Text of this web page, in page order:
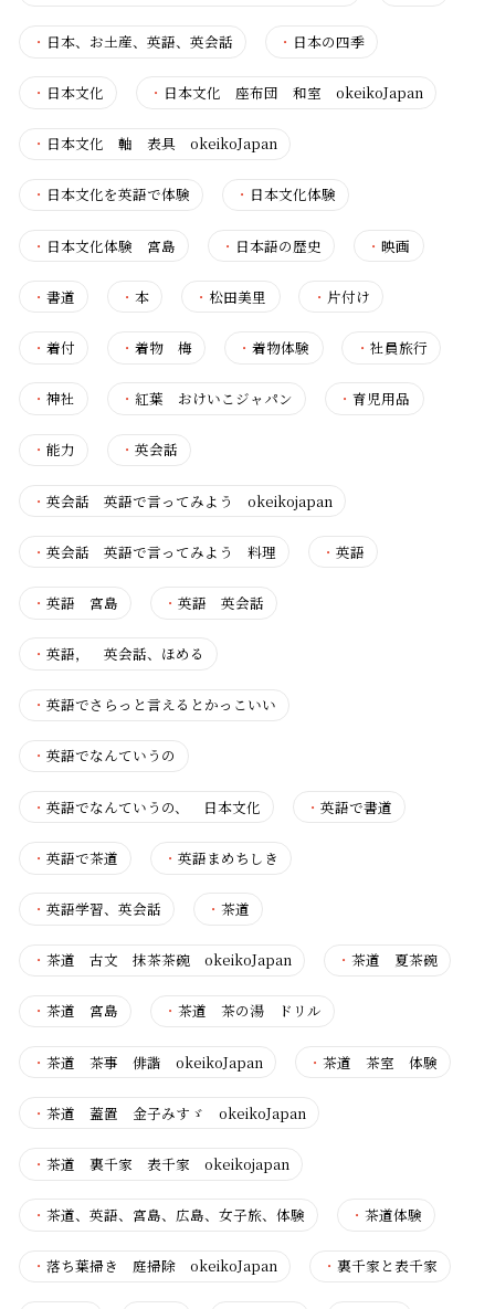
・ 日本、お土産、英語、英会話 ・ 日本の四季
・ 日本文化 ・ 日本文化 座布団 和室 okeikoJapan
・ 日本文化 軸 表具 okeikoJapan
・ 日本文化を英語で体験 ・ 日本文化体験
・ 日本文化体験 宮島 ・ 日本語の歴史 ・映画
・ 書道 ・本 ・ 松田美里 ・ 片付け
・ 着付 ・着物 梅 ・着物体験 ・ 社員旅行
・ 神社 ・紅葉 おけいこジャパン ・育児用品
・ 能力 ・英会話
・ 英会話 英語で言ってみよう okeikojapan
・ 英会話 英語で言ってみよう 料理 ・英語
・ 英語 宮島 ・英語 英会話
・ 英語， 英会話、ほめる
・ 英語でさらっと言えるとかっこいい
・ 英語でなんていうの
・ 英語でなんていうの、 日本文化 ・英語で書道
・ 英語で茶道 ・英語まめちしき
・ 英語学習、英会話 ・茶道
・ 茶道 古文 抹茶茶碗 okeikoJapan ・茶道 夏茶碗
・ 茶道 宮島 ・茶道 茶の湯 ドリル
・ 茶道 茶事 俳諧 okeikoJapan ・茶道 茶室 体験
・ 茶道 蓋置 金子みすゞ okeikoJapan
・ 茶道 裏千家 表千家 okeikojapan
・ 茶道、英語、宮島、広島、女子旅、体験 ・茶道体験
・ 落ち葉掃き 庭掃除 okeikoJapan ・裏千家と表千家